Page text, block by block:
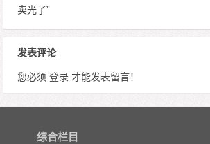
卖光了”
发表评论
您必须 登录才能发表留言！
综合栏目